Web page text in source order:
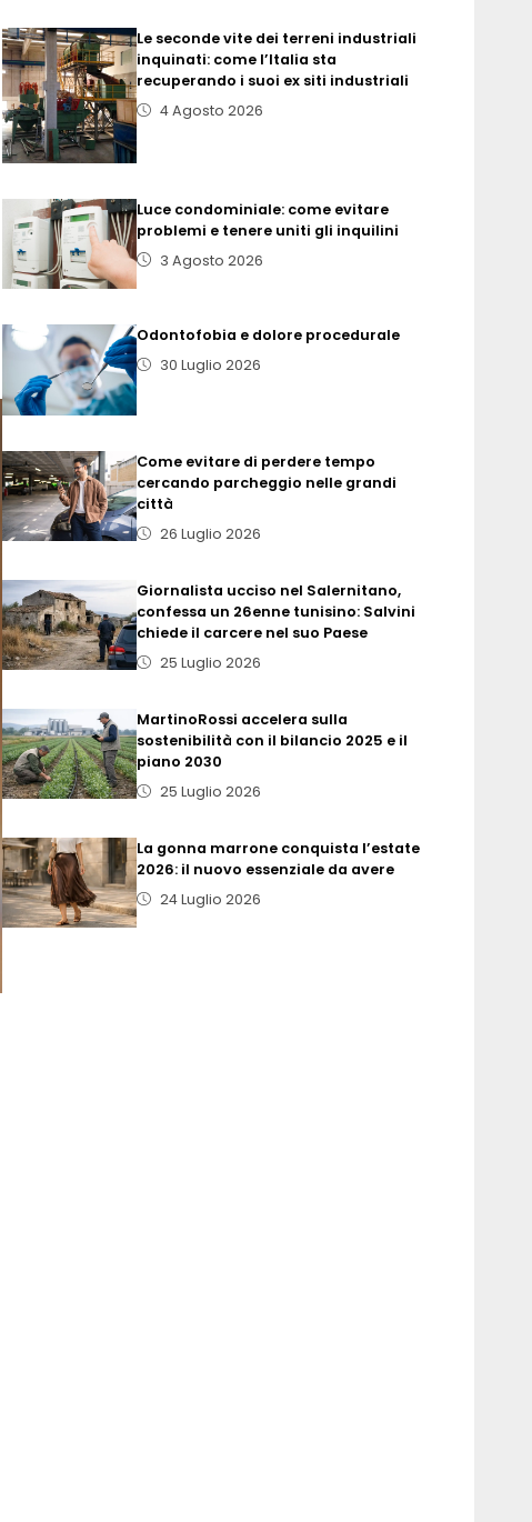
Le seconde vite dei terreni industriali
inquinati: come l’Italia sta
recuperando i suoi ex siti industriali
4 Agosto 2026
Luce condominiale: come evitare
problemi e tenere uniti gli inquilini
3 Agosto 2026
Odontofobia e dolore procedurale
30 Luglio 2026
Come evitare di perdere tempo
cercando parcheggio nelle grandi
città
26 Luglio 2026
Giornalista ucciso nel Salernitano,
confessa un 26enne tunisino: Salvini
chiede il carcere nel suo Paese
25 Luglio 2026
MartinoRossi accelera sulla
sostenibilità con il bilancio 2025 e il
piano 2030
25 Luglio 2026
La gonna marrone conquista l’estate
2026: il nuovo essenziale da avere
24 Luglio 2026